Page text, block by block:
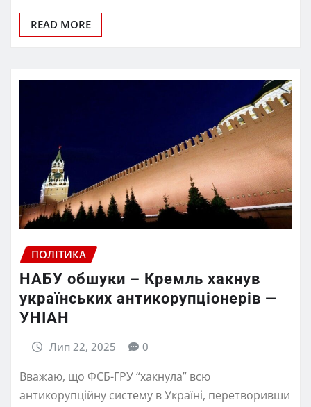
READ MORE
ПОЛІТИКА
НАБУ обшуки – Кремль хакнув
українських антикорупціонерів —
УНІАН
Лип 22, 2025 0
Вважаю, що ФСБ-ГРУ “хакнула” всю
антикорупційну систему в Україні, перетворивши